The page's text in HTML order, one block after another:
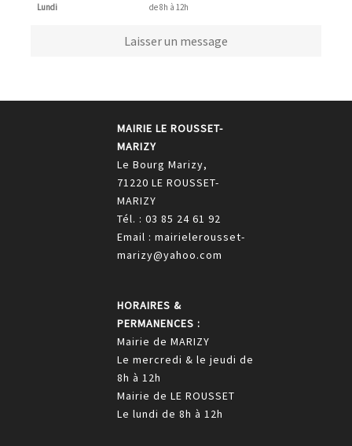
Lundi
de 8h à 12h
Laisser un message
MAIRIE LE ROUSSET-
MARIZY
Le Bourg Marizy,
71220 LE ROUSSET-
MARIZY
Tél. : 03 85 24 61 92
Email : mairielerousset-
marizy@yahoo.com
HORAIRES &
PERMANENCES :
Mairie de MARIZY
Le mercredi & le jeudi de
8h à 12h
Mairie de LE ROUSSET
Le lundi de 8h à 12h